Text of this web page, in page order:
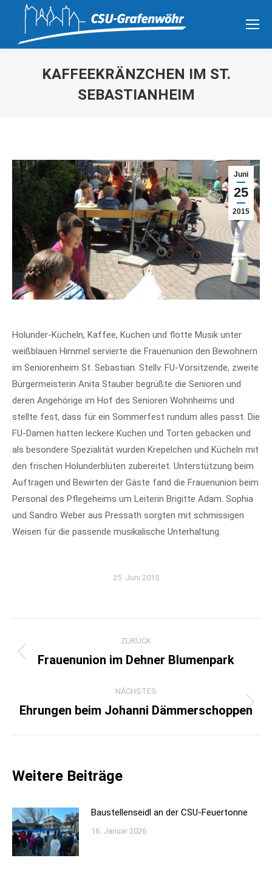
KAFFEEKRÄNZCHEN IM ST.
SEBASTIANHEIM
Juni
25
2015
Holunder-Kücheln, Kaffee, Kuchen und flotte Musik unter
weißblauen Himmel servierte die Frauenunion den Bewohnern
im Seniorenheim St. Sebastian. Stellv. FU-Vorsitzende, zweite
Bürgermeisterin Anita Stauber begrüßte die Senioren und
deren Angehörige im Hof des Senioren Wohnheims und
stellte fest, dass für ein Sommerfest rundum alles passt. Die
FU-Damen hatten leckere Kuchen und Torten gebacken und
als besondere Spezialität wurden Krepelchen und Kücheln mit
den frischen Holunderblüten zubereitet. Unterstützung beim
Auftragen und Bewirten der Gäste fand die Frauenunion beim
Personal des Pflegeheims um Leiterin Brigitte Adam. Sophia
und Sandro Weber aus Pressath sorgten mit schmissigen
Weisen für die passende musikalische Unterhaltung.
25. Juni 2015
Kommentarnavigation
ZURÜCK
Vorheriger
Frauenunion im Dehner Blumenpark
NÄCHSTES
Nächster
Ehrungen beim Johanni Dämmerschoppen
Weitere Beiträge
Baustellenseidl an der CSU-Feuertonne
16. Januar 2026